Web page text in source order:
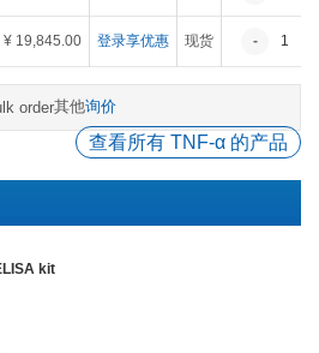
ELISA代测
¥ 19,845.00 登录享优惠 现货 - 1
order其他询价
查看所有 TNF-α 的产品
kit